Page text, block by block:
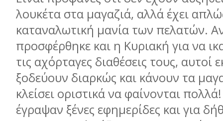
λουκέτα στα μαγαζιά, αλλά έχει
καταναλωτική μανία των πελατών.
προσφέρθηκε και η Κυριακή για να
τις αχόρταγες διαθέσεις τους, αυτοί
ξοδεύουν διαρκώς και κάνουν τα
κλείσει οριστικά να φαίνονται
έγραψαν ξένες εφημερίδες και για